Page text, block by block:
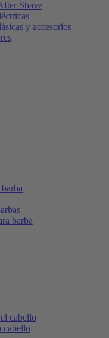
Shave
y accesorios
barba
cabello
cabello